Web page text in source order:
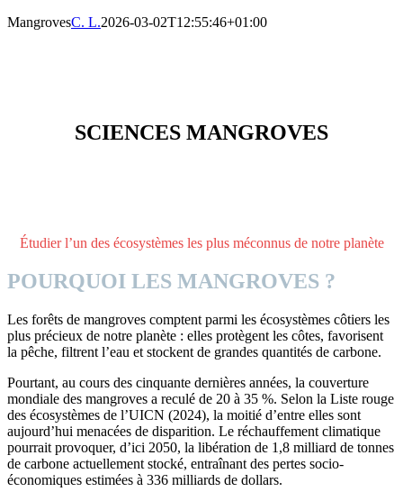
MangrovesC. L.2026-03-02T12:55:46+01:00
SCIENCES MANGROVES
Étudier l’un des écosystèmes les plus méconnus de notre planète
POURQUOI LES MANGROVES ?
Les forêts de mangroves comptent parmi les écosystèmes côtiers les
plus précieux de notre planète : elles protègent les côtes, favorisent
la pêche, filtrent l’eau et stockent de grandes quantités de carbone.
Pourtant, au cours des cinquante dernières années, la couverture
mondiale des mangroves a reculé de 20 à 35 %. Selon la Liste rouge
des écosystèmes de l’UICN (2024), la moitié d’entre elles sont
aujourd’hui menacées de disparition. Le réchauffement climatique
pourrait provoquer, d’ici 2050, la libération de 1,8 milliard de tonnes
de carbone actuellement stocké, entraînant des pertes socio-
économiques estimées à 336 milliards de dollars.